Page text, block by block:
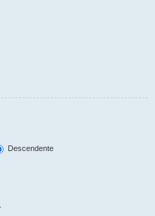
Descendente